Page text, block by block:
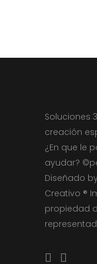
Soluciones
creación
¿En que le
ayudar?
Diseñado by
Creativo ®
propiedad